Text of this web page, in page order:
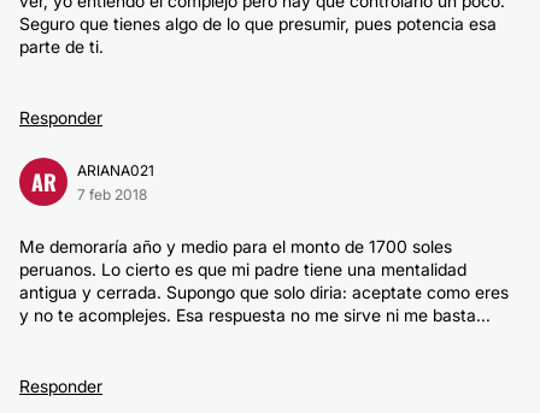
Seguro que tienes algo de lo que presumir, pues potencia esa
parte de ti.
Responder
AR
ARIANA021
7 feb 2018
Me demoraría año y medio para el monto de 1700 soles
peruanos. Lo cierto es que mi padre tiene una mentalidad
antigua y cerrada. Supongo que solo diria: aceptate como eres
y no te acomplejes. Esa respuesta no me sirve ni me basta...
Responder